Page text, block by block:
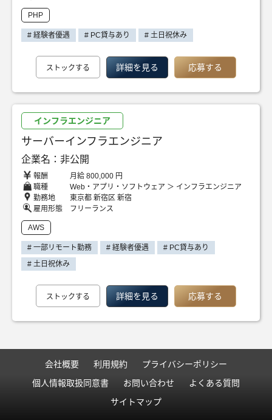
PHP
# 経験者優遇 # PC貸与あり # 土日祝休み
ストックする 詳細を見る 応募する
インフラエンジニア
サーバーインフラエンジニア
企業名：非公開
報酬
月給 800,000 円
職種
Web・アプリ・ソフトウェア ＞ インフラエンジニア
勤務地
東京都 新宿区 新宿
雇用形態
フリーランス
AWS
# 一部リモート勤務 # 経験者優遇
# PC貸与あり
# 土日祝休み
ストックする 詳細を見る 応募する
会社概要 利用規約
プライバシーポリシー
個人情報取扱同意書
お問い合わせ
よくある質問
サイトマップ